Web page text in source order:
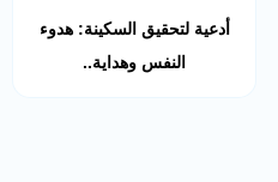
أدعية لتحقيق السكينة: هدوء
النفس وهداية..